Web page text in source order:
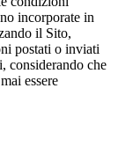
incorporate in
il Sito,
postati o inviati
considerando che
essere